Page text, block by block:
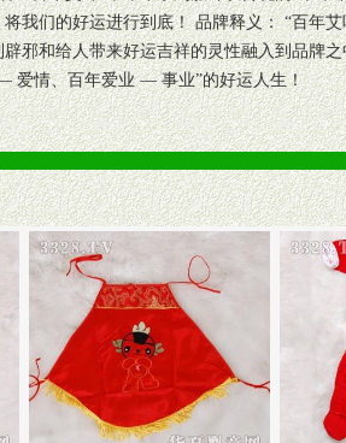
将我们的好运进行到底！ 品牌释义： “百年
辟邪和给人带来好运吉祥的灵性融入到品牌
爱情、百年爱业 — 事业”的好运人生！